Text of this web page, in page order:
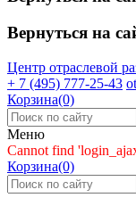
Вернуться на
Центр отраслевой
+ 7 (495) 777-25-43
Корзина(0)
Меню
Cannot find
Корзина(0)